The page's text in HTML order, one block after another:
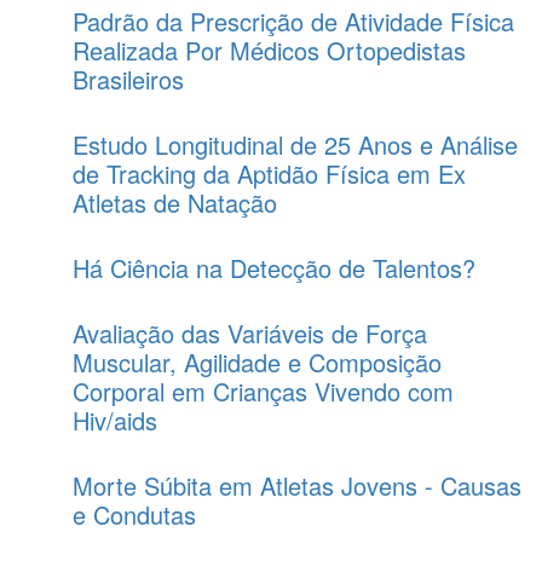
Padrão da Prescrição de Atividade Física
Realizada Por Médicos Ortopedistas
Brasileiros
Estudo Longitudinal de 25 Anos e Análise
de Tracking da Aptidão Física em Ex
Atletas de Natação
Há Ciência na Detecção de Talentos?
Avaliação das Variáveis de Força
Muscular, Agilidade e Composição
Corporal em Crianças Vivendo com
Hiv/aids
Morte Súbita em Atletas Jovens - Causas
e Condutas